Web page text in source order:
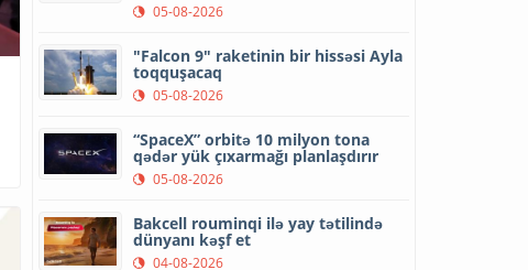
05-08-2026
"Falcon 9" raketinin bir hissəsi Ayla
toqquşacaq
05-08-2026
“SpaceX” orbitə 10 milyon tona
qədər yük çıxarmağı planlaşdırır
05-08-2026
Bakcell rouminqi ilə yay tətilində
dünyanı kəşf et
04-08-2026